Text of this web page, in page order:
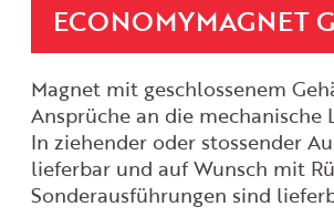
ECONOMYMAGNET
Magnet mit geschlossenem
Ansprüche an die mechanische
In ziehender oder stossender
lieferbar und auf Wunsch mit
Sonderausführungen sind